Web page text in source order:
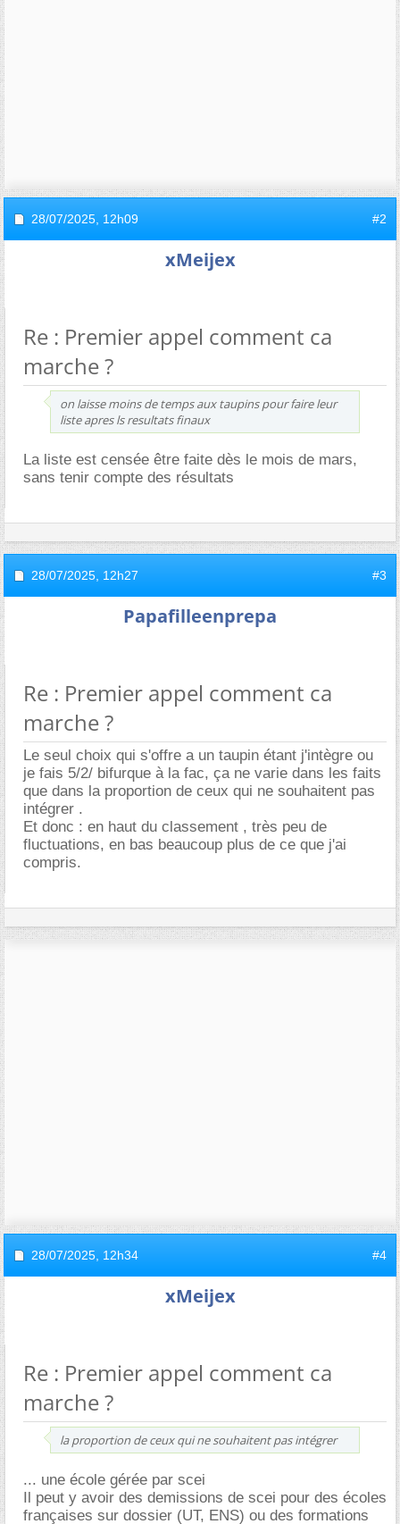
28/07/2025, 12h09 #2
xMeijex
Re : Premier appel comment ca
marche ?
on laisse moins de temps aux taupins pour faire leur
liste apres ls resultats finaux
La liste est censée être faite dès le mois de mars,
sans tenir compte des résultats
28/07/2025, 12h27 #3
Papafilleenprepa
Re : Premier appel comment ca
marche ?
Le seul choix qui s'offre a un taupin étant j'intègre ou
je fais 5/2/ bifurque à la fac, ça ne varie dans les faits
que dans la proportion de ceux qui ne souhaitent pas
intégrer .
Et donc : en haut du classement , très peu de
fluctuations, en bas beaucoup plus de ce que j'ai
compris.
28/07/2025, 12h34 #4
xMeijex
Re : Premier appel comment ca
marche ?
la proportion de ceux qui ne souhaitent pas intégrer
... une école gérée par scei
Il peut y avoir des demissions de scei pour des écoles
françaises sur dossier (UT, ENS) ou des formations